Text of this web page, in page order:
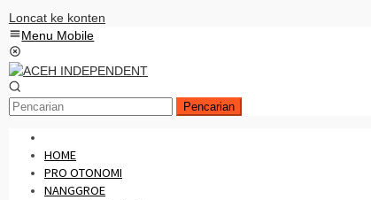
Loncat ke konten
Menu Mobile
Pencarian
HOME
PRO OTONOMI
NANGGROE